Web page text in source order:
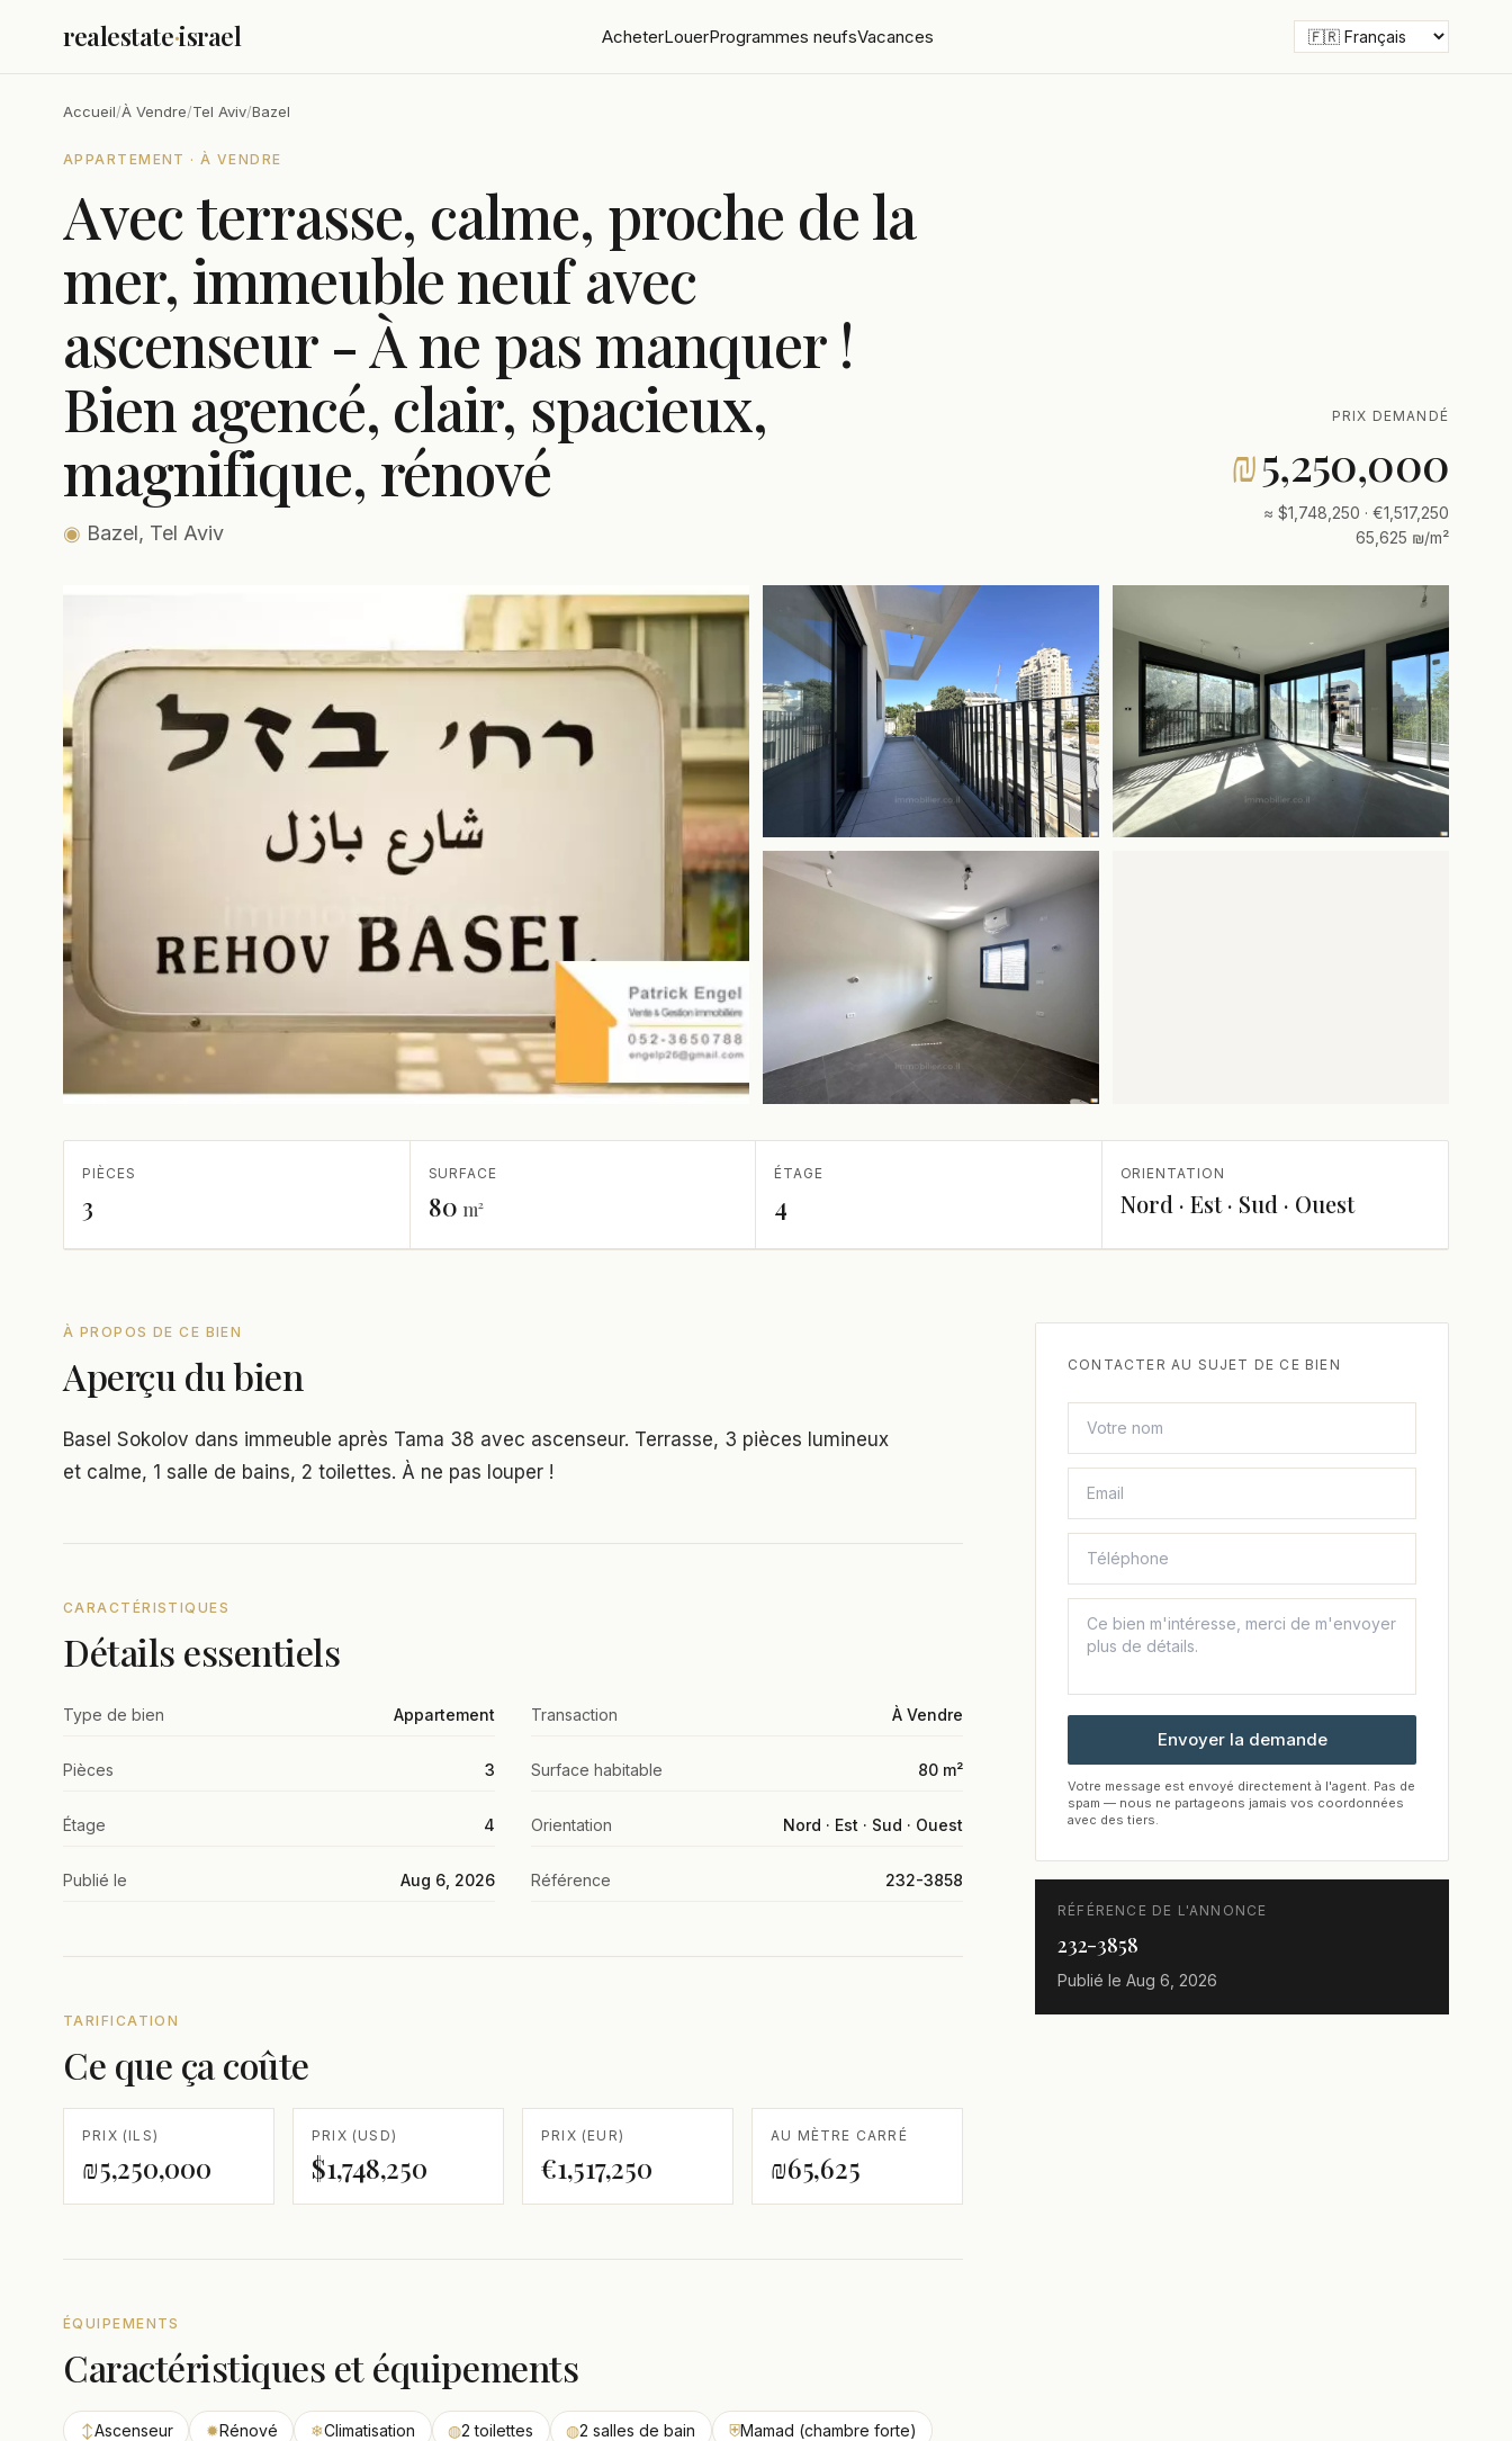
realestate·israel AcheterLouerProgrammes neufsVacances
Accueil/À Vendre/Tel Aviv/Bazel
APPARTEMENT · À VENDRE
Avec terrasse, calme, proche de la
mer, immeuble neuf avec
ascenseur - À ne pas manquer !
Bien agencé, clair, spacieux,
magnifique, rénové
◉ Bazel, Tel Aviv
PRIX DEMANDÉ
₪5,250,000
≈ $1,748,250 · €1,517,250
65,625 ₪/m²
PIÈCES
3
SURFACE
80 m²
ÉTAGE
4
ORIENTATION
Nord · Est · Sud · Ouest
À PROPOS DE CE BIEN
Aperçu du bien
Basel Sokolov dans immeuble après Tama 38 avec ascenseur. Terrasse, 3 pièces lumineux
et calme, 1 salle de bains, 2 toilettes. À ne pas louper !
CARACTÉRISTIQUES
Détails essentiels
Type de bien Appartement Transaction À Vendre
Pièces 3 Surface habitable 80 m²
Étage 4 Orientation Nord · Est · Sud · Ouest
Publié le Aug 6, 2026 Référence 232-3858
TARIFICATION
Ce que ça coûte
PRIX (ILS)
₪5,250,000
PRIX (USD)
$1,748,250
PRIX (EUR)
€1,517,250
AU MÈTRE CARRÉ
₪65,625
ÉQUIPEMENTS
Caractéristiques et équipements
↕Ascenseur ✹Rénové ❄Climatisation ◍2 toilettes ◍2 salles de bain ⛨Mamad (chambre forte)
CONTACTER AU SUJET DE CE BIEN
Envoyer la demande
Votre message est envoyé directement à l'agent. Pas de
spam — nous ne partageons jamais vos coordonnées
avec des tiers.
RÉFÉRENCE DE L'ANNONCE
232-3858
Publié le Aug 6, 2026